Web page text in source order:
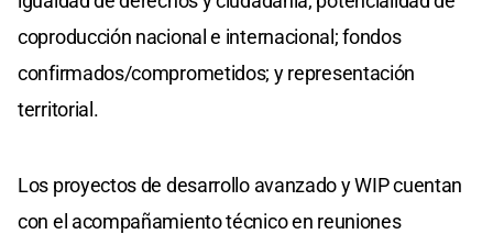
coproducción nacional e internacional; fondos
confirmados/comprometidos; y representación
territorial.
Los proyectos de desarrollo avanzado y WIP cuentan
con el acompañamiento técnico en reuniones